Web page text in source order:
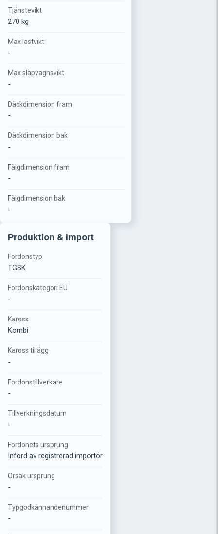
Tjänstevikt
270 kg
Max lastvikt
-
Max släpvagnsvikt
-
Däckdimension fram
-
Däckdimension bak
-
Fälgdimension fram
-
Fälgdimension bak
-
Produktion & import
Fordonstyp
TGSK
Fordonskategori EU
-
Kaross
Kombi
Kaross tillägg
-
Fordonstillverkare
-
Tillverkningsdatum
-
Fordonets ursprung
Införd av registrerad importör
Orsak ursprung
-
Typgodkännandenummer
-